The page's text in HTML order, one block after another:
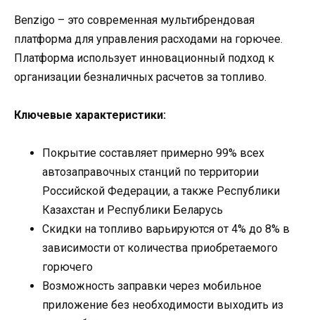
Benzigo – это современная мультибрендовая
платформа для управления расходами на горючее.
Платформа использует инновационный подход к
организации безналичных расчетов за топливо.
Ключевые характеристики:
Покрытие составляет примерно 99% всех
автозаправочных станций по территории
Российской Федерации, а также Республики
Казахстан и Республики Беларусь
Скидки на топливо варьируются от 4% до 8% в
зависимости от количества приобретаемого
горючего
Возможность заправки через мобильное
приложение без необходимости выходить из